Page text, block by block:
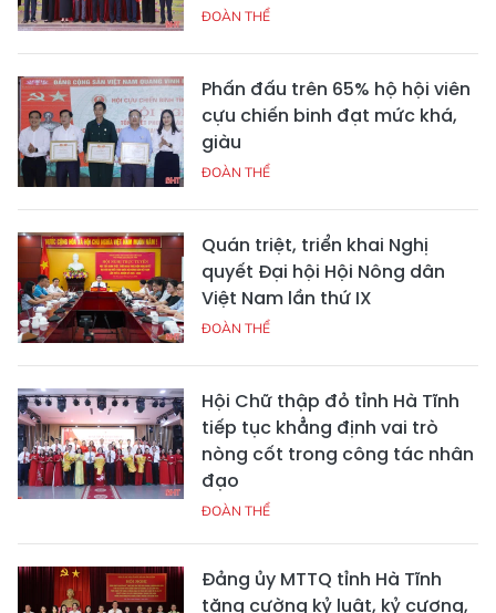
ĐOÀN THỂ
Phấn đấu trên 65% hộ hội viên
cựu chiến binh đạt mức khá,
giàu
ĐOÀN THỂ
Quán triệt, triển khai Nghị
quyết Đại hội Hội Nông dân
Việt Nam lần thứ IX
ĐOÀN THỂ
Hội Chữ thập đỏ tỉnh Hà Tĩnh
tiếp tục khẳng định vai trò
nòng cốt trong công tác nhân
đạo
ĐOÀN THỂ
Đảng ủy MTTQ tỉnh Hà Tĩnh
tăng cường kỷ luật, kỷ cương,